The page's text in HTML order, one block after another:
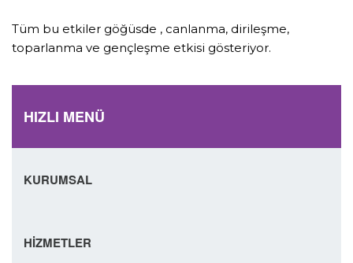
Tüm bu etkiler göğüsde , canlanma, dirileşme,
toparlanma ve gençleşme etkisi gösteriyor.
HIZLI MENÜ
KURUMSAL
HİZMETLER